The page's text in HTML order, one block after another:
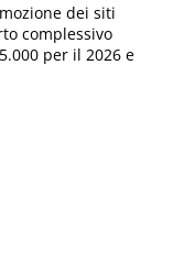
dei siti
complessivo
per il 2026 e